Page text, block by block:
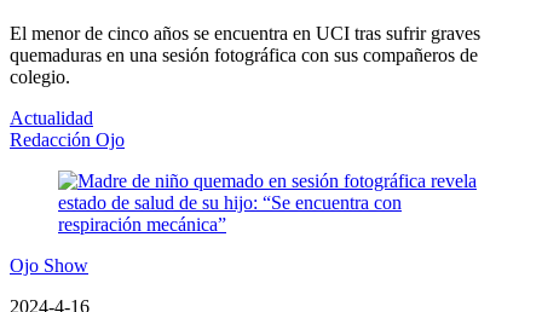
El menor de cinco años se encuentra en UCI tras sufrir graves
quemaduras en una sesión fotográfica con sus compañeros de
colegio.
Actualidad
Redacción Ojo
Ojo Show
2024-4-16